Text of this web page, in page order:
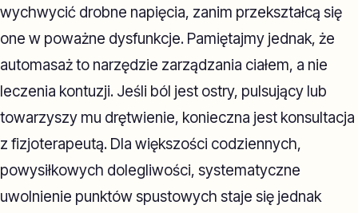
wychwycić drobne napięcia, zanim przekształcą się
one w poważne dysfunkcje. Pamiętajmy jednak, że
automasaż to narzędzie zarządzania ciałem, a nie
leczenia kontuzji. Jeśli ból jest ostry, pulsujący lub
towarzyszy mu drętwienie, konieczna jest konsultacja
z fizjoterapeutą. Dla większości codziennych,
powysiłkowych dolegliwości, systematyczne
uwolnienie punktów spustowych staje się jednak